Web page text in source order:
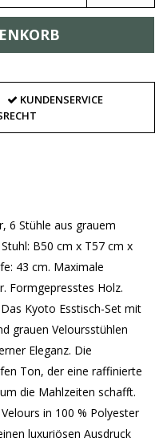
KUNDENSERVICE
6 Stühle aus grauem
B50 cm x T57 cm x
43 cm. Maximale
Formgepresstes Holz.
Kyoto Esstisch-Set mit
grauen Veloursstühlen
Eleganz. Die
Ton, der eine raffinierte
die Mahlzeiten schafft.
in 100 % Polyester
luxuriösen Ausdruck